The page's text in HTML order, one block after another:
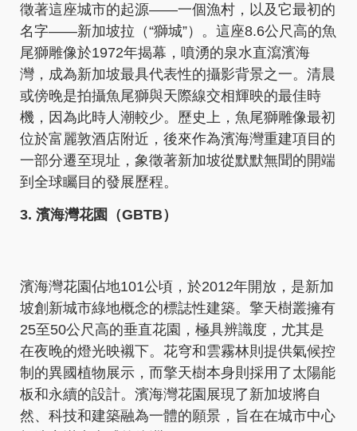
徵著這座城市的起源——一個漁村，以及它最初的
名字——新加坡拉（“獅城”）。這座8.6公尺高的魚
尾獅雕像於1972年揭幕，噴湧的泉水直瀉濱海
灣，成為新加坡最具代表性的攝影背景之一。清晨
或傍晚是拍攝魚尾獅與天際線交相輝映的最佳時
機，因為此時人潮較少。歷史上，魚尾獅雕像最初
位於富麗敦酒店附近，後來作為濱海灣重建項目的
一部分遷至現址，象徵著新加坡從默默無聞的開端
到全球矚目的發展歷程。
3. 濱海灣花園（GBTB）
濱海灣花園佔地101公頃，於2012年開放，是新加
坡創新城市綠地概念的標誌性建築。擎天樹叢擁有
25至50公尺高的垂直花園，極具辨識度，尤其是
在夜晚的燈光映襯下。花穹和雲霧林則提供氣候控
制的異國植物展示，而擎天樹本身則採用了太陽能
板和永續的設計。濱海灣花園展現了新加坡將自
然、科技和建築融為一體的願景，旨在在城市中心